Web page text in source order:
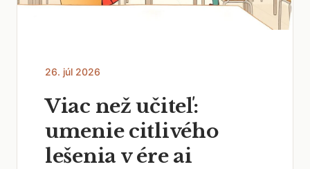
26. júl 2026
Viac než učiteľ:
umenie citlivého
lešenia v ére ai